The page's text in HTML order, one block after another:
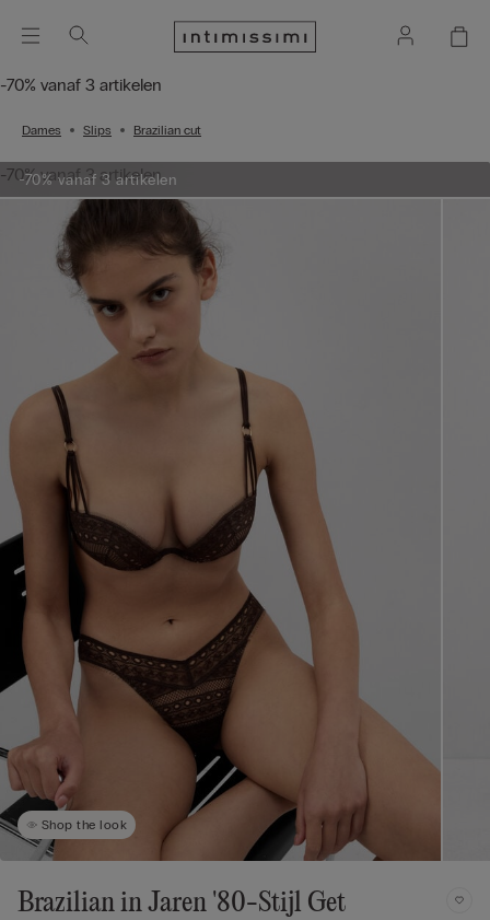
-70% vanaf 3 artikelen
Dames Slips Brazilian cut
-70% vanaf 3 artikelen
-70% vanaf 3 artikelen
Shop the look
Brazilian in Jaren '80-Stijl Get